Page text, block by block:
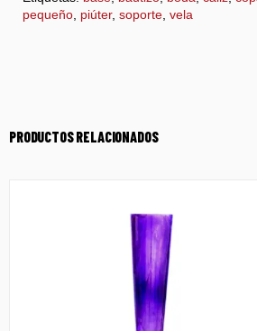
pequeño piúter, soporte vela
PRODUCTOS RELACIONADOS